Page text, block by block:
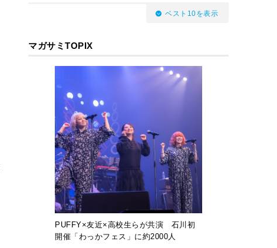
ベスト10を表示
マガサミTOPIX
PUFFY×友近×高校生らが共演 石川初
開催「わっかフェス」に約2000人